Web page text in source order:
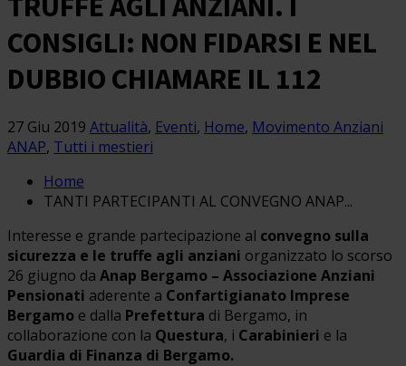
CONSIGLI: NON FIDARSI E NEL
DUBBIO CHIAMARE IL 112
27 Giu 2019 Attualità, Eventi, Home, Movimento Anziani
ANAP, Tutti i mestieri
Home
TANTI PARTECIPANTI AL CONVEGNO ANAP...
Interesse e grande partecipazione al convegno sulla
sicurezza e le truffe agli anziani organizzato lo scorso
26 giugno da Anap Bergamo – Associazione Anziani
Pensionati aderente a Confartigianato Imprese
Bergamo e dalla Prefettura di Bergamo, in
collaborazione con la Questura, i Carabinieri e la
Guardia di Finanza di Bergamo.